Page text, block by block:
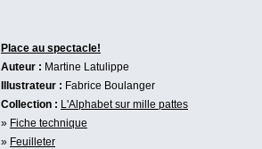
Place au spectacle!
Auteur : Martine Latulippe
Illustrateur : Fabrice Boulanger
Collection : L'Alphabet sur mille pattes
» Fiche technique
» Feuilleter